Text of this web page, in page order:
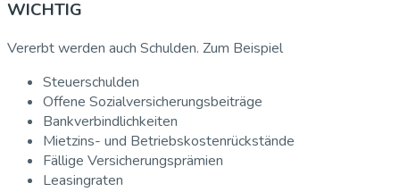
WICHTIG
Vererbt werden auch Schulden. Zum Beispiel
Steuerschulden
Offene Sozialversicherungsbeiträge
Bankverbindlichkeiten
Mietzins- und Betriebskostenrückstände
Fällige Versicherungsprämien
Leasingraten